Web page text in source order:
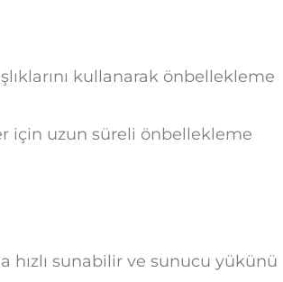
kullanarak önbellekleme
için uzun süreli önbellekleme
sunabilir ve sunucu yükünü